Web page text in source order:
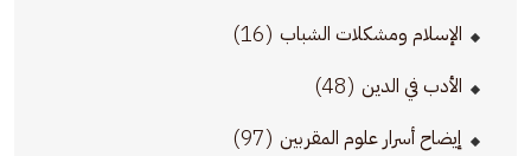
الإسلام ومشكلات الشباب (16)
الأدب في الدين (48)
إيضاح أسرار علوم المقربين (97)